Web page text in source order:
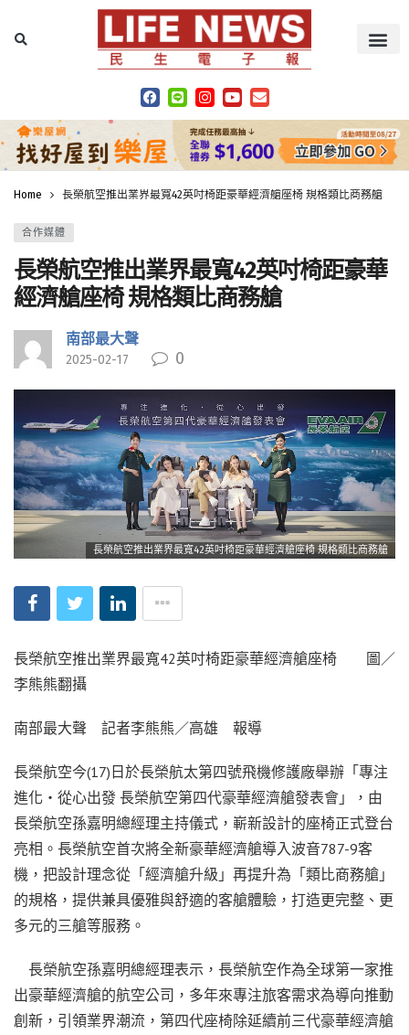
Home 長榮航空推出業界最寬42英吋椅距豪華經濟艙座椅 規格類比商務艙
合作媒體
長榮航空推出業界最寬42英吋椅距豪華
經濟艙座椅 規格類比商務艙
南部最大聲
2025-02-17 0
長榮航空推出業界最寬42英吋椅距豪華經濟艙座椅 規格類比商務艙
長榮航空推出業界最寬42英吋椅距豪華經濟艙座椅 圖／
李熊熊翻攝
南部最大聲 記者李熊熊／高雄 報導
長榮航空今(17)日於長榮航太第四號飛機修護廠舉辦「專注
進化‧從心出發 長榮航空第四代豪華經濟艙發表會」，由
長榮航空孫嘉明總經理主持儀式，嶄新設計的座椅正式登台
亮相。長榮航空首次將全新豪華經濟艙導入波音787-9客
機，把設計理念從「經濟艙升級」再提升為「類比商務艙」
的規格，提供兼具優雅與舒適的客艙體驗，打造更完整、更
多元的三艙等服務。
長榮航空孫嘉明總經理表示，長榮航空作為全球第一家推
出豪華經濟艙的航空公司，多年來專注旅客需求為導向推動
創新，引領業界潮流，第四代座椅除延續前三代豪華經濟艙